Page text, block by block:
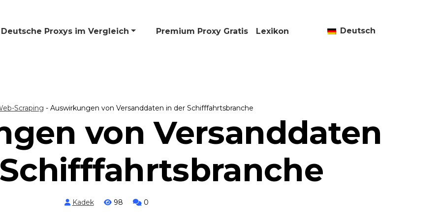
Deutsche Proxys im Vergleich 🎁 Premium Proxy Gratis Lexikon Deutsch
Scraping - Auswirkungen von Versanddaten in der Schifffahrtsbranche
von Versanddaten
Kadek 98 0